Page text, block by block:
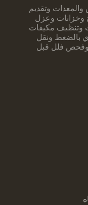
وتقديم
وعزل
وتنظيف مكيفات
بالضغط ونقل
وفحص فلل قبل